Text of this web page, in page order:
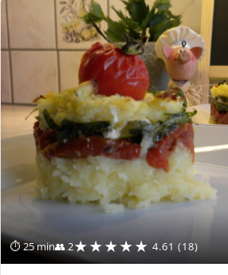
⏱ 25 min👥 2★★★★★ 4.61 (18)